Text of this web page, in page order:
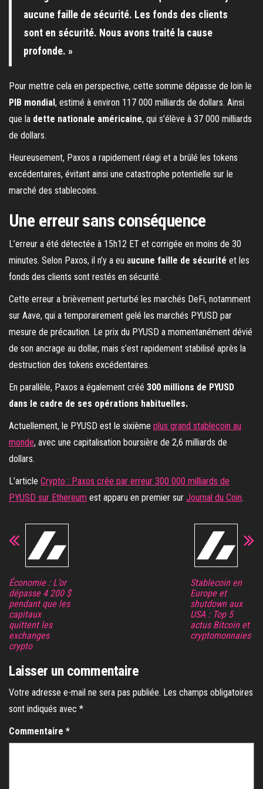
aucune faille de sécurité. Les fonds des clients
sont en sécurité. Nous avons traité la cause
profonde. »
Pour mettre cela en perspective, cette somme dépasse de loin le
PIB mondial, estimé à environ 117 000 milliards de dollars. Ainsi
que la dette nationale américaine, qui s’élève à 37 000 milliards
de dollars.
Heureusement, Paxos a rapidement réagi et a brûlé les tokens
excédentaires, évitant ainsi une catastrophe potentielle sur le
marché des stablecoins.
Une erreur sans conséquence
L’erreur a été détectée à 15h12 ET et corrigée en moins de 30
minutes. Selon Paxos, il n’y a eu aucune faille de sécurité et les
fonds des clients sont restés en sécurité.
Cette erreur a brièvement perturbé les marchés DeFi, notamment
sur Aave, qui a temporairement gelé les marchés PYUSD par
mesure de précaution. Le prix du PYUSD a momentanément dévié
de son ancrage au dollar, mais s’est rapidement stabilisé après la
destruction des tokens excédentaires.
En parallèle, Paxos a également créé 300 millions de PYUSD
dans le cadre de ses opérations habituelles.
Actuellement, le PYUSD est le sixième plus grand stablecoin au
monde, avec une capitalisation boursière de 2,6 milliards de
dollars.
L’article Crypto : Paxos crée par erreur 300 000 milliards de
PYUSD sur Ethereum est apparu en premier sur Journal du Coin.
Économie : L’or
dépasse 4 200 $
pendant que les
capitaux
quittent les
exchanges
crypto
Stablecoin en
Europe et
shutdown aux
USA : Top 5
actus Bitcoin et
cryptomonnaies
Laisser un commentaire
Votre adresse e-mail ne sera pas publiée. Les champs obligatoires
sont indiqués avec *
Commentaire *